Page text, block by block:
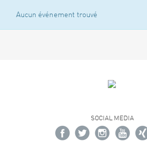
Aucun événement trouvé
SOCIAL MEDIA